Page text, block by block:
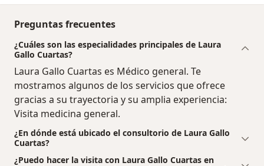
Preguntas frecuentes
¿Cuáles son las especialidades principales de Laura
Gallo Cuartas?
Laura Gallo Cuartas es Médico general. Te
mostramos algunos de los servicios que ofrece
gracias a su trayectoria y su amplia experiencia:
Visita medicina general.
¿En dónde está ubicado el consultorio de Laura Gallo
Cuartas?
¿Puedo hacer la visita con Laura Gallo Cuartas en